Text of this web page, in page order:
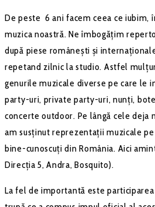
De peste 6 ani facem ceea ce iubim,
muzica noastră. Ne îmbogățim
după piese românești și
repetand zilnic la studio. Astfel
genurile muzicale diverse pe care le
party-uri, private party-uri, nunți,
concerte outdoor. Pe lângă cele deja
am susținut reprezentații muzicale
bine-cunoscuți din România. Aici
Direcția 5, Andra, Bosquito).
La fel de importantă este